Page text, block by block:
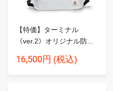
【特価】ターミナル
《ver.2》オリジナル防...
16,500円 (税込)